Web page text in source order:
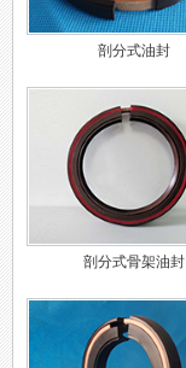
剖分式油封
剖分式骨架油封